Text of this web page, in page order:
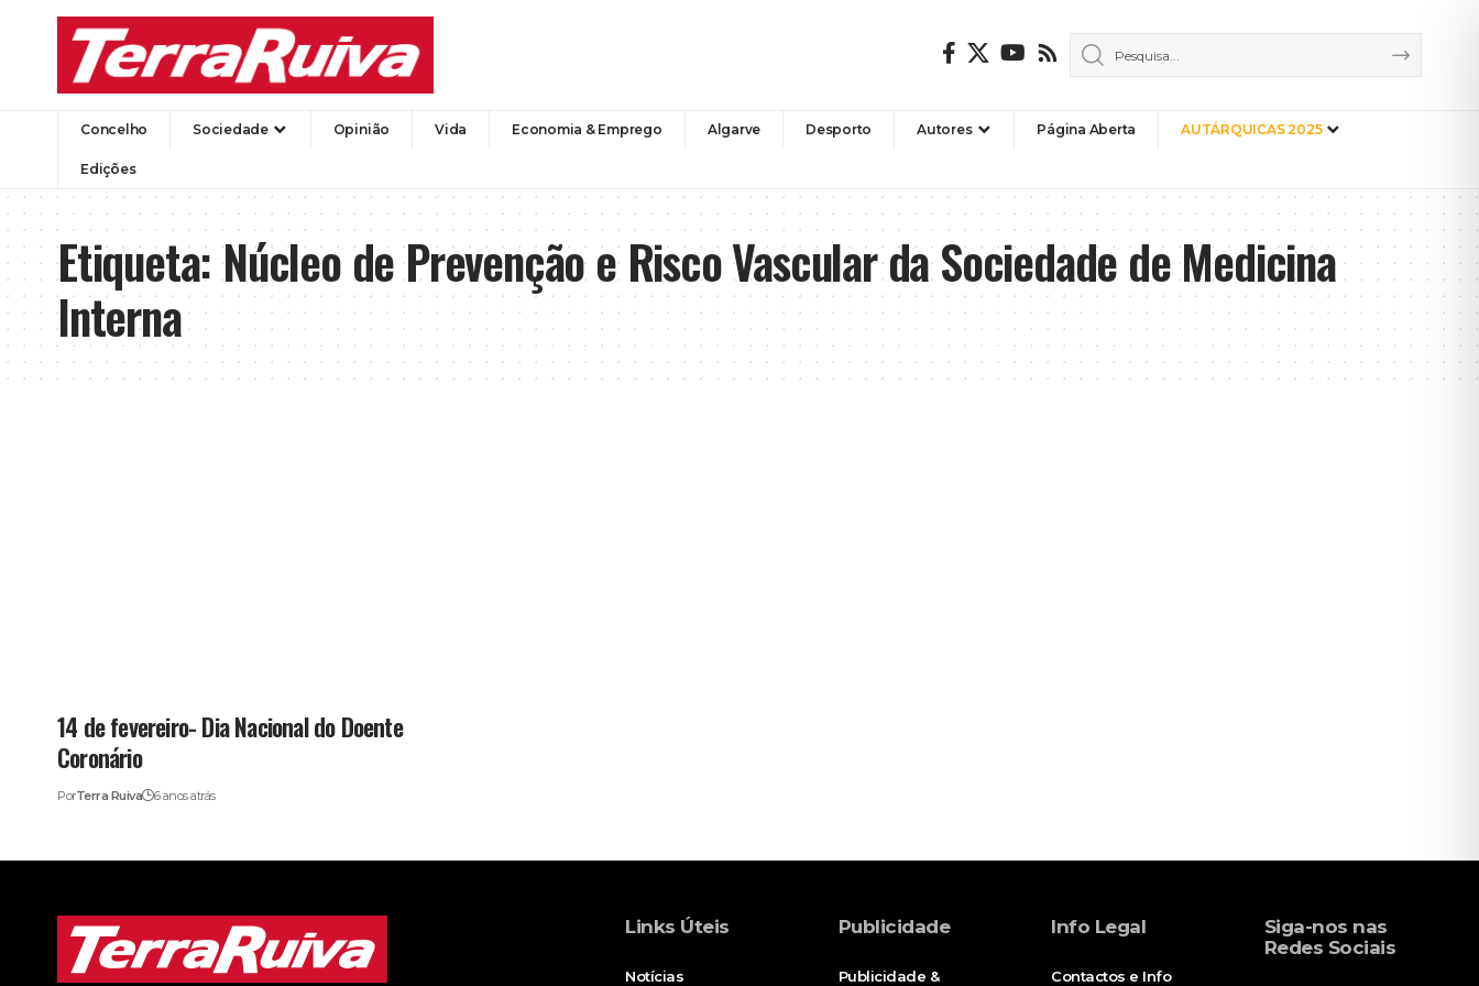
Concelho Sociedade Opinião Vida Economia & Emprego Algarve Desporto Autores Página Aberta AUTÁRQUICAS 2025
Edições
Etiqueta:Núcleo de Prevenção e Risco Vascular da Sociedade de Medicina
Interna
14 de fevereiro- Dia Nacional do Doente
Coronário
PorTerra Ruiva 6 anos atrás
Links Úteis
Notícias
Publicidade
Publicidade &
Info Legal
Contactos e Info
Siga-nos nas
Redes Sociais